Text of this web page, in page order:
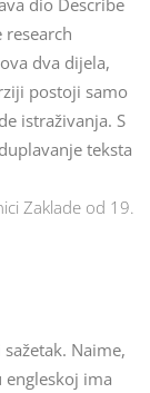
dio Describe
dva dijela,
postoji samo
istraživanja. S
teksta
Zaklade od 19.
Naime,
engleskoj ima